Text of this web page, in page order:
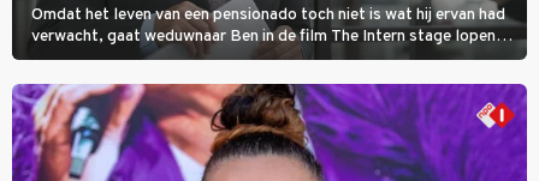
Omdat het leven van een pensionado toch niet is wat hij ervan had
verwacht, gaat weduwnaar Ben in de film The Intern stage lopen
bij de hippe webwinkel van Jules, wat een gouden zet blijkt te zijn.